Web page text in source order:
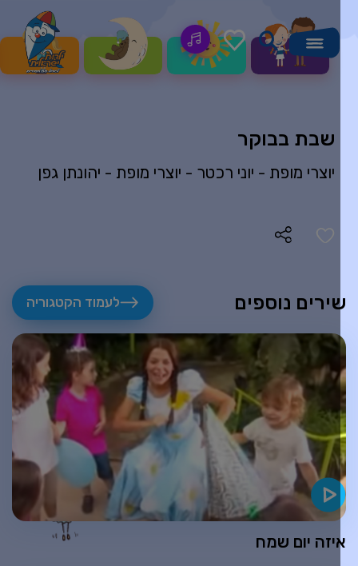
שבת בבוקר
יוצרי מופת - יהונתן גפן - יוצרי מופת - יוני רכטר
נוספים לעמוד הקטגוריה
יום שמח